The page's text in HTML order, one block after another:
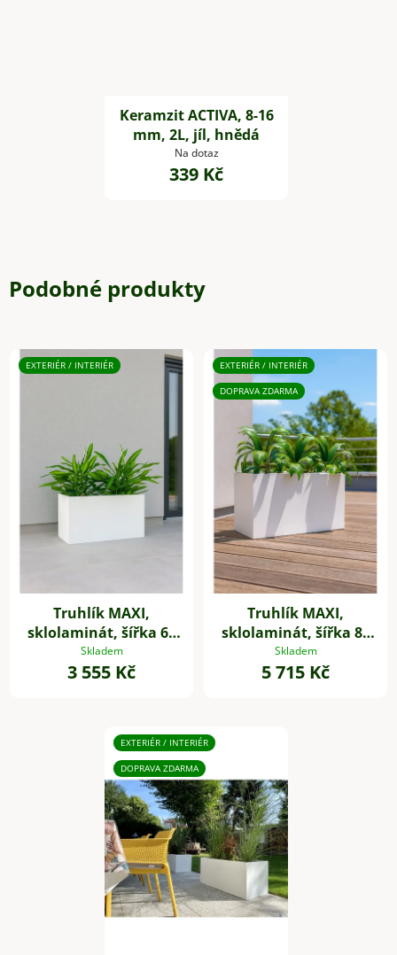
Keramzit ACTIVA, 8-16
mm, 2L, jíl, hnědá
Na dotaz
339 Kč
Podobné produkty
EXTERIÉR / INTERIÉR
Truhlík MAXI,
sklolaminát, šířka 60
cm, bílý mat
Skladem
3 555 Kč
EXTERIÉR / INTERIÉR
DOPRAVA ZDARMA
Truhlík MAXI,
sklolaminát, šířka 80
cm, bílý mat
Skladem
5 715 Kč
EXTERIÉR / INTERIÉR
DOPRAVA ZDARMA